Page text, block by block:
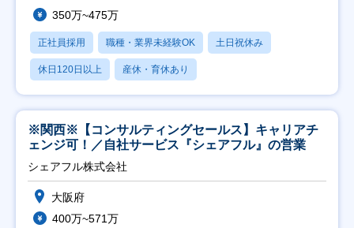
350万~475万
正社員採用 職種・業界未経験OK 土日祝休み
休日120日以上 産休・育休あり
※関西※【コンサルティングセールス】キャリアチ
ェンジ可！／自社サービス『シェアフル』の営業
シェアフル株式会社
大阪府
400万~571万